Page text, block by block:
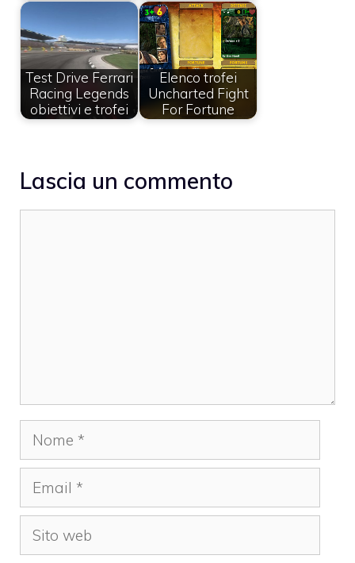
Test Drive Ferrari
Racing Legends
obiettivi e trofei
Elenco trofei
Uncharted Fight
For Fortune
Lascia un commento
Nome
Email
Sito
web